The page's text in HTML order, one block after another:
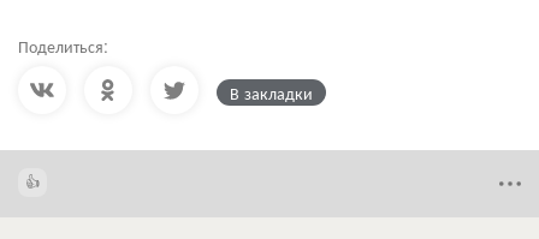
Поделиться:
В закладки